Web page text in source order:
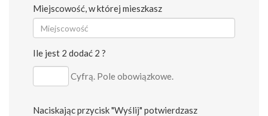
Miejscowość, w której mieszkasz
Ile jest 2 dodać 2 ?
Cyfrą. Pole obowiązkowe.
Naciskając przycisk "Wyślij" potwierdzasz